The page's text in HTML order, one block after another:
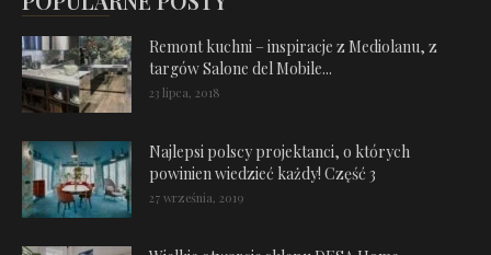
Remont kuchni – inspiracje z Mediolanu, z
targów Salone del Mobile...
23 lipca, 2018
Najlepsi polscy projektanci, o których
powinien wiedzieć każdy! Część 3
27 września, 2019